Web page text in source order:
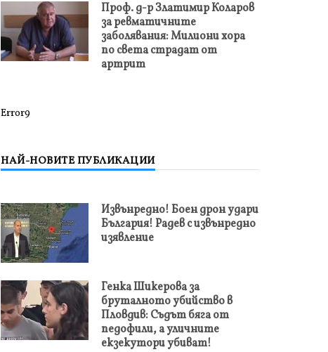
Проф. д-р Златимир Коларов
за ревматичните
заболявания: Милиони хора
по света страдат от
артрит
Error9
НАЙ-НОВИТЕ ПУБЛИКАЦИИ
Извънредно! Боен дрон удари
България! Радев с извънредно
изявление
Генка Шикерова за
бруталното убийство в
Пловдив: Съдът бяга от
педофили, а уличните
екзекутори убиват!